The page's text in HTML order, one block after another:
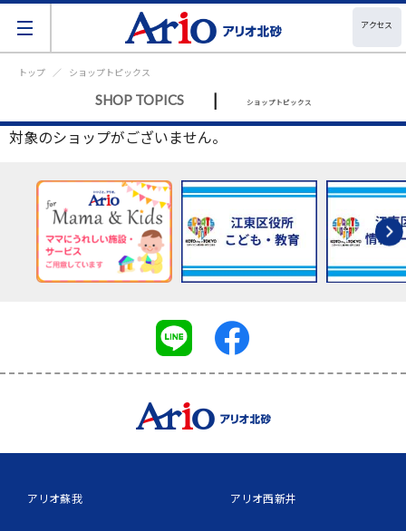
アクセス
トップ ショップトピックス
SHOP TOPICS | ショップトピックス
対象のショップがございません。
アリオ蘇我 アリオ西新井